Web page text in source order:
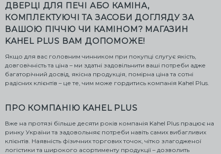
ДВЕРЦІ ДЛЯ ПЕЧІ АБО КАМІНА,
КОМПЛЕКТУЮЧІ ТА ЗАСОБИ ДОГЛЯДУ ЗА
ВАШОЮ ПІЧЧЮ ЧИ КАМІНОМ? МАГАЗИН
KAHEL PLUS ВАМ ДОПОМОЖЕ!
Якщо для вас головним чинником при покупці слугує якість,
довговічність та ціна – ми здатні задовільнити ваші потреби адже
багаторічний досвід, якісна продукція, помірна ціна та сотні
радісних клієнтів – це те, чим може гордитись компанія Kahel Plus.
ПРО КОМПАНІЮ KAHEL PLUS
Вже на протязі більше десяти років компанія Kahel Plus працює на
ринку України та задовольняє потреби навіть самих вибагливих
клієнтів. Наявність фізичних торгових точок, чітко злагодженої
логістики та широкого асортименту продукції – дозволить